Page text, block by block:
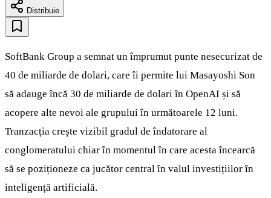
Distribuie
SoftBank Group a semnat un împrumut punte nesecurizat de
40 de miliarde de dolari, care îi permite lui Masayoshi Son
să adauge încă 30 de miliarde de dolari în OpenAI și să
acopere alte nevoi ale grupului în următoarele 12 luni.
Tranzacția crește vizibil gradul de îndatorare al
conglomeratului chiar în momentul în care acesta încearcă
să se poziționeze ca jucător central în valul investițiilor în
inteligență artificială.